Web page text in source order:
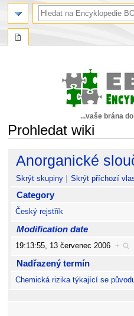
...vaše brána
Prohledat wiki
Skočit
navigaci
Skočit
vyhledávání
Anorganické
Skrýt skupiny Skrýt příchozí
Category
Český rejstřík
Modification date
19:13:55, 13 červenec 2006 +
Nadřazený termín
Chemická rizika týkající se